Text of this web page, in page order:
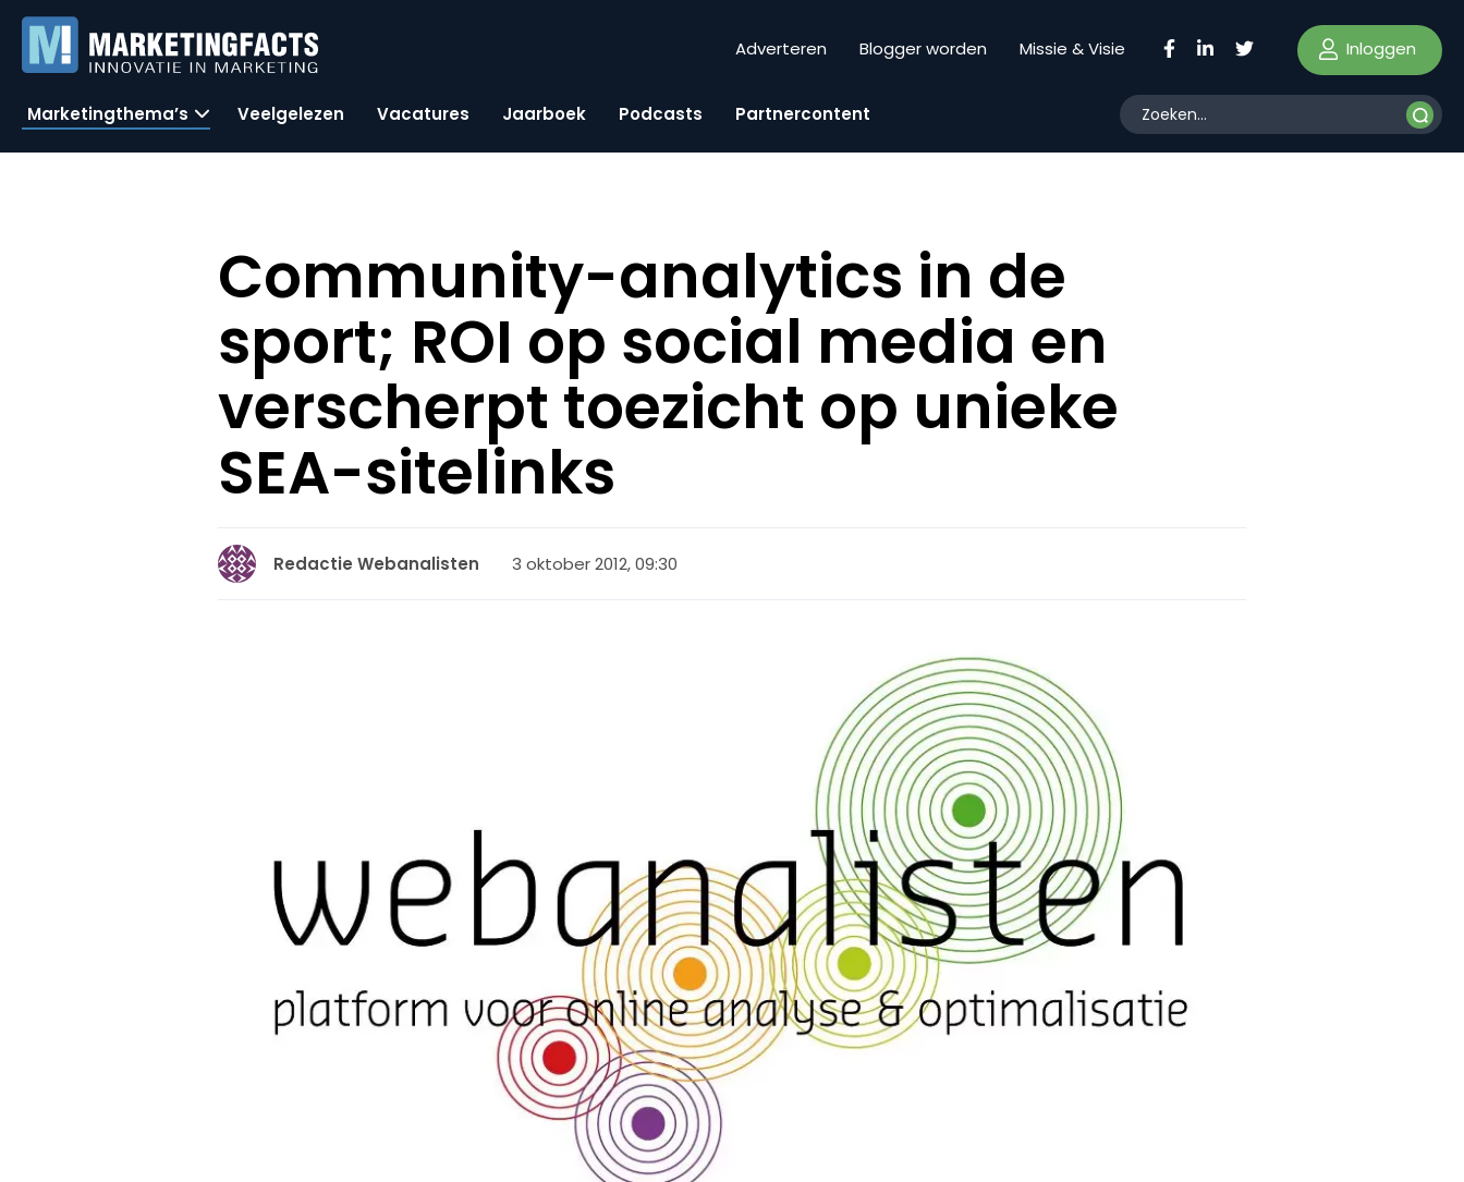
Adverteren Blogger worden Missie & Visie Inloggen
Marketingthema’s Veelgelezen Vacatures Jaarboek Podcasts Partnercontent
Community-analytics in de
sport; ROI op social media en
verscherpt toezicht op unieke
SEA-sitelinks
Redactie Webanalisten 3 oktober 2012, 09:30